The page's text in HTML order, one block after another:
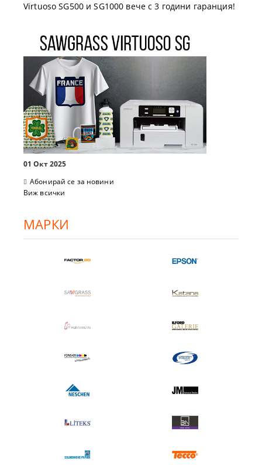
Virtuoso SG500 и SG1000 вече с 3 години гаранция!
01 Окт 2025
Абонирай се за новини
Виж всички
МАРКИ